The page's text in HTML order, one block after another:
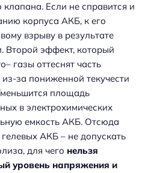
Если не справится и
корпуса АКБ, к его
взрыву в результате
Второй эффект, который
газы оттеснят часть
за пониженной текучести
площадь
в электрохимических
емкость АКБ. Отсюда
гелевых АКБ – не допускать
для чего нельзя
уровень напряжения и